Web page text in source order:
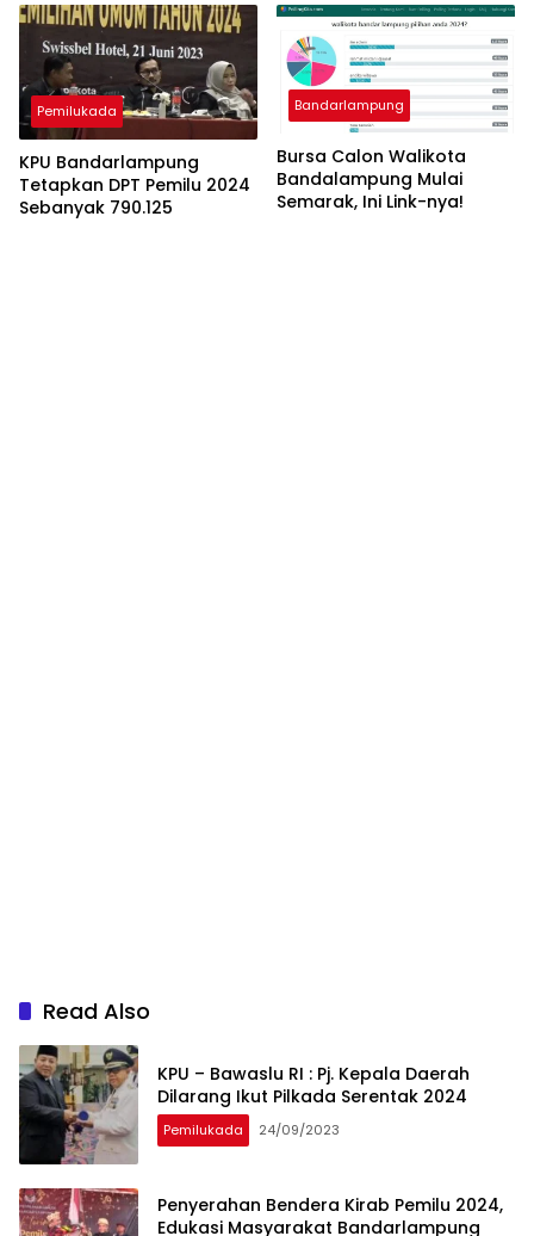
Secara Transparan
Pemilukada
KPU Bandarlampung
Tetapkan DPT Pemilu 2024
Sebanyak 790.125
Bandarlampung
Bursa Calon Walikota
Bandalampung Mulai
Semarak, Ini Link-nya!
Read Also
KPU – Bawaslu RI : Pj. Kepala Daerah
Dilarang Ikut Pilkada Serentak 2024
Pemilukada 24/09/2023
Penyerahan Bendera Kirab Pemilu 2024,
Edukasi Masyarakat Bandarlampung